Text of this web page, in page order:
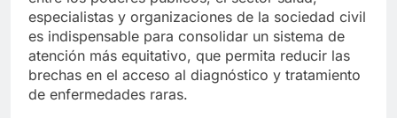
especialistas y organizaciones de la sociedad civil
es indispensable para consolidar un sistema de
atención más equitativo, que permita reducir las
brechas en el acceso al diagnóstico y tratamiento
de enfermedades raras.